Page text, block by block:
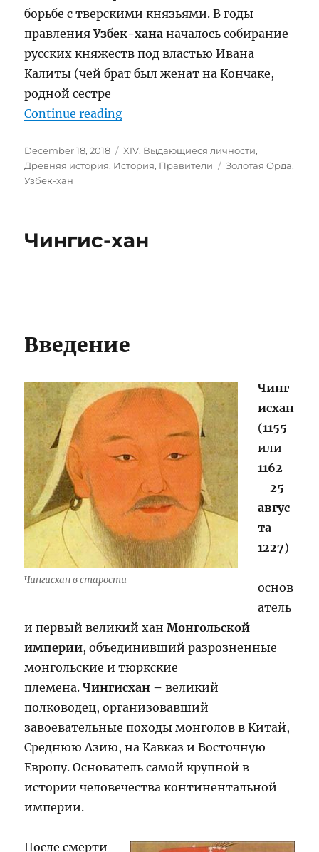
борьбе с тверскими князьями. В годы
правленияУзбек-хана началось собирание
русских княжеств под властью Ивана
Калиты (чей брат был женат на Кончаке,
родной сестре
Continue reading“Узбек-хан (1283 – 1341)”
Posted
on
December 18, 2018 Categories
XIV, Выдающиеся личности,
Древняя история, История, Правители Tags
Золотая Орда,
Узбек-хан
Чингис-хан
Введение
Чингисхан в старости
Чинг
исхан
(1155
или
1162
– 25
авгус
та
1227)
–
основ
атель
и первый великий ханМонгольской
империи, объединивший разрозненные
монгольские и тюркские
племена.Чингисхан – великий
полководец, организовавший
завоевательные походы монголов в Китай,
Среднюю Азию, на Кавказ и Восточную
Европу. Основатель самой крупной в
истории человечества континентальной
империи.
После смерти